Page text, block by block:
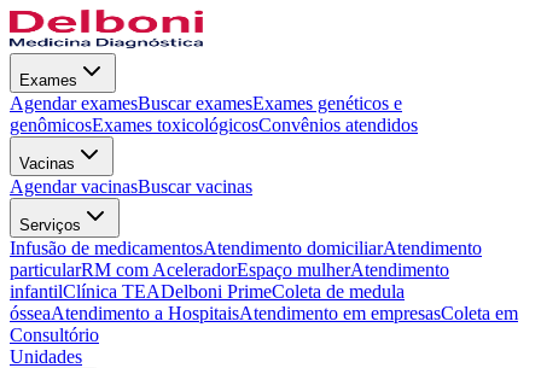
Exames
Agendar examesBuscar examesExames genéticos e
genômicosExames toxicológicosConvênios atendidos
Vacinas
Agendar vacinasBuscar vacinas
Serviços
Infusão de medicamentosAtendimento domiciliarAtendimento
particularRM com AceleradorEspaço mulherAtendimento
infantilClínica TEADelboni PrimeColeta de medula
ósseaAtendimento a HospitaisAtendimento em empresasColeta em
Consultório
Unidades